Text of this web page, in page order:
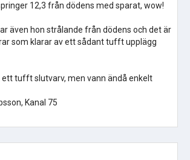
12,3 från dödens med sparat, wow!
även hon strålande från dödens och det är
som klarar av ett sådant tufft upplägg
ett tufft slutvarv, men vann ändå enkelt
Kanal 75